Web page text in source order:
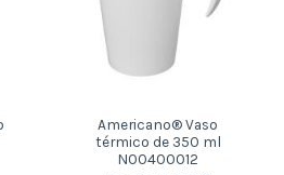
Americano® Vaso
térmico de 350 ml
N00400012